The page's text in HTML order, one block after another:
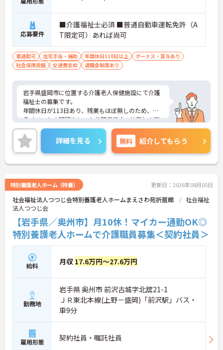
応募要件
■介護福祉士必須 ■普通自動車運転免許（A
T限定可）あれば尚可
車通勤可 住宅手当・補助 年間休日110日以上
ボーナス・賞与あり
社会保険完備
交通費支給 退職金制度あり
岩手県盛岡市に位置する介護老人保健施設にて介護
福祉士の募集です。
年間休日が113日あり、残業もほぼ無しのため、プ
ライベートの時間をしっかり確保でき、仕事との両
立がしやすい職場です◎
また、昇給と計3.90ヵ月分の賞与実績があり、あな
たの頑張りがしっかり評価され、やりがいを持って
お仕事ができます！
ご興味ある方は面接ポイントをお伝えしますので、
詳細を見る 無料 紹介してもらう
特別養護老人ホーム（特養） 更新日：2026年08月05日
社会福祉法人つつじ会特別養護老人ホームまえさわ苑折居館
社会福祉
法人つつじ会
【岩手県／奥州市】月10休！マイカー通勤OK◎
特別養護老人ホームで介護職員募集＜契約社員＞
給料 月収 17.6万円～27.6万円
勤務地
岩手県 奥州市 前沢古城字北舘21-1
ＪＲ東北本線(上野－盛岡)「前沢駅」バス・
車9分
雇用形態 契約社員・嘱託社員